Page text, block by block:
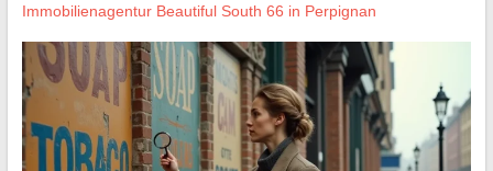
Immobilienagentur Beautiful South 66 in Perpignan